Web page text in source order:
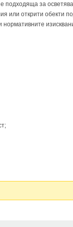
подходяща за
или открити обекти
нормативните